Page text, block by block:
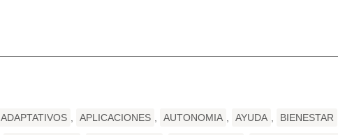
ADAPTATIVOS APLICACIONES AUTONOMIA AYUDA BIENESTAR